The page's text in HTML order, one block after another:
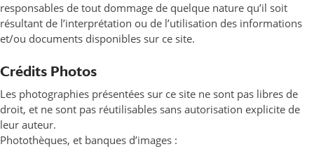
responsables de tout dommage de quelque nature qu’il soit
résultant de l’interprétation ou de l’utilisation des informations
et/ou documents disponibles sur ce site.
Crédits Photos
Les photographies présentées sur ce site ne sont pas libres de
droit, et ne sont pas réutilisables sans autorisation explicite de
leur auteur.
Photothèques, et banques d’images :